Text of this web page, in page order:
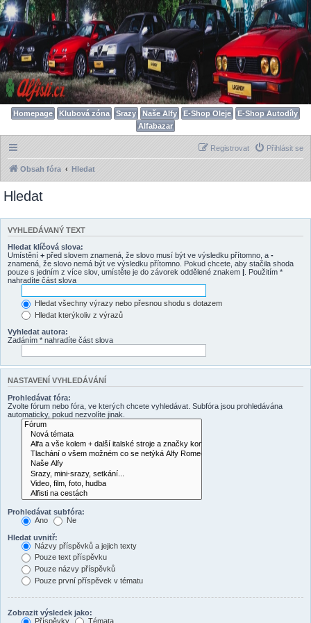
Homepage Klubová zóna Srazy Naše Alfy E-Shop Oleje
E-Shop Autodíly
Alfabazar
Přihlásit se
Registrovat
Obsah fóra Hledat
Hledat
VYHLEDÁVANÝ TEXT
Hledat klíčová slova:
Umístění + před slovem znamená, že slovo musí být ve výsledku přítomno, a -
znamená, že slovo nemá být ve výsledku přítomno. Pokud chcete, aby stačila shoda
pouze s jedním z více slov, umístěte je do závorek oddělené znakem | . Použitím *
nahradíte část slova
Hledat všechny výrazy nebo přesnou shodu s dotazem
Hledat kterýkoliv z výrazů
Vyhledat autora:
Zadáním * nahradíte část slova
NASTAVENÍ VYHLEDÁVÁNÍ
Prohledávat fóra:
Zvolte fórum nebo fóra, ve kterých chcete vyhledávat. Subfóra jsou prohledávána
automaticky, pokud nezvolíte jinak.
Prohledávat subfóra:
Ano
Ne
Hledat uvnitř:
Názvy příspěvků a jejich texty
Pouze text příspěvku
Pouze názvy příspěvků
Pouze první příspěvek v tématu
Zobrazit výsledek jako:
Příspěvky
Témata